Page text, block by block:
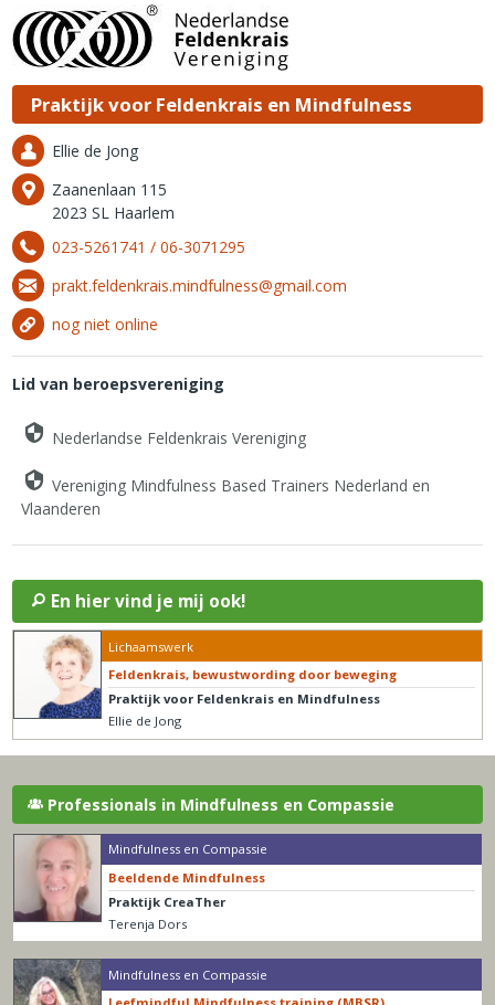
Praktijk voor Feldenkrais en Mindfulness
Ellie de Jong
Zaanenlaan 115
2023 SL Haarlem
023-5261741 / 06-3071295
prakt.feldenkrais.mindfulness@gmail.com
nog niet online
Lid van beroepsvereniging
Nederlandse Feldenkrais Vereniging
Vereniging Mindfulness Based Trainers Nederland en
Vlaanderen
En hier vind je mij ook!
Lichaamswerk
Feldenkrais, bewustwording door beweging
Praktijk voor Feldenkrais en Mindfulness
Ellie de Jong
Professionals in Mindfulness en Compassie
Mindfulness en Compassie
Beeldende Mindfulness
Praktijk CreaTher
Terenja Dors
Mindfulness en Compassie